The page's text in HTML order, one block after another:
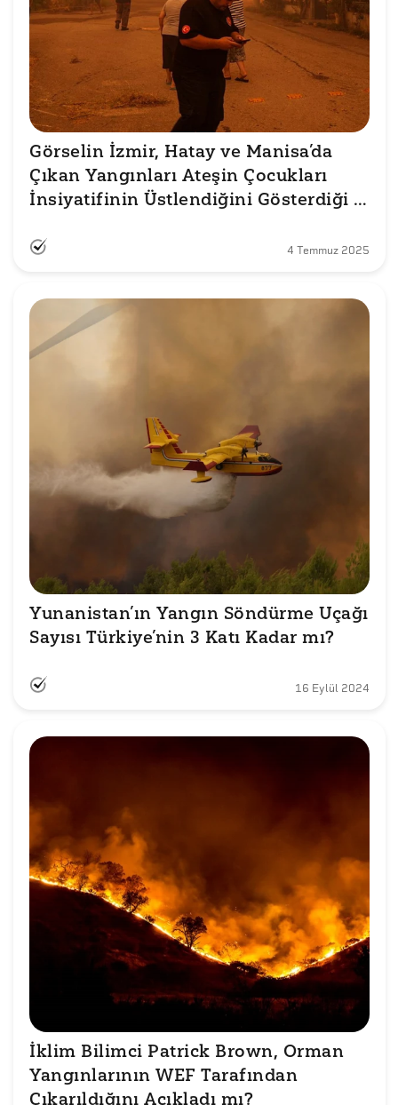
Görselin İzmir, Hatay ve Manisa’da
Çıkan Yangınları Ateşin Çocukları
İnsiyatifinin Üstlendiğini Gösterdiği
4 Temmuz 2025
Yunanistan’ın Yangın Söndürme Uçağı
Sayısı Türkiye’nin 3 Katı Kadar mı?
16 Eylül 2024
İklim Bilimci Patrick Brown, Orman
Yangınlarının WEF Tarafından
Çıkarıldığını Açıkladı mı?